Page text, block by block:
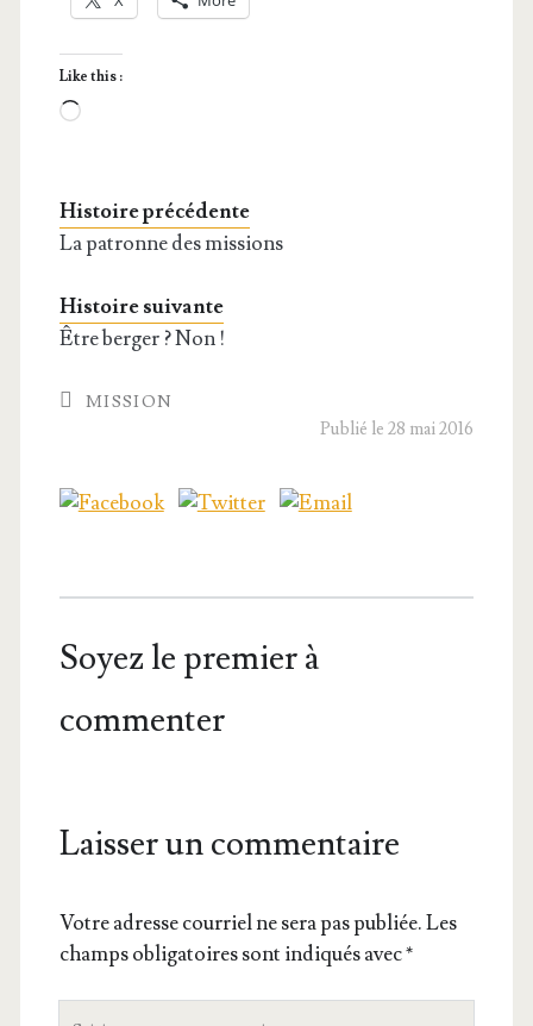
Like this :
Loa­
Histoire précédente
La patronne des missions
Histoire suivante
Être berger ? Non !
MISSION
Publié le 28 mai 2016
Soyez le premier à
commenter
Laisser un commentaire
Votre adresse courriel ne sera pas publiée.Les
champs obligatoires sont indiqués avec*